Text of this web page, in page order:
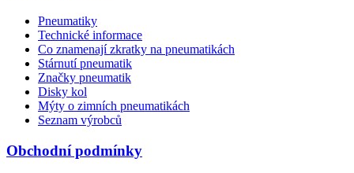
Pneumatiky
Technické informace
Co znamenají zkratky na pneumatikách
Stárnutí pneumatik
Značky pneumatik
Disky kol
Mýty o zimních pneumatikách
Seznam výrobců
Obchodní podmínky